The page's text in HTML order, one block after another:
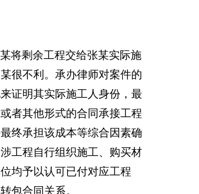
将剩余工程交给张某实际施
很不利。承办律师对案件的
证明其实际施工人身份，最
者其他形式的合同承接工程
终承担该成本等综合因素确
工程自行组织施工、购买材
均予以认可已付对应工程
包合同关系。